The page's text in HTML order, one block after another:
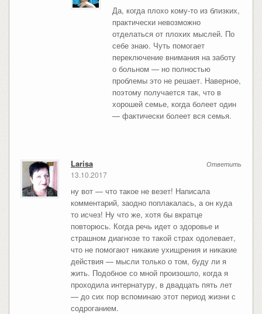
Да, когда плохо кому-то из близких,
практически невозможно
отделаться от плохих мыслей. По
себе знаю. Чуть помогает
переключение внимания на заботу
о больном — но полностью
проблемы это не решает. Наверное,
поэтому получается так, что в
хорошей семье, когда болеет один
— фактически болеет вся семья.
Ответить
Larisa
13.10.2017
ну вот — что такое не везет! Написала
комментарий, заодно поплакалась, а он куда
то исчез! Ну что же, хотя бы вкратце
повторюсь. Когда речь идет о здоровье и
страшном диагнозе то такой страх одолевает,
что не помогают никакие ухищрения и никакие
действия — мысли только о том, буду ли я
жить. Подобное со мной произошло, когда я
проходила интернатуру, в двадцать пять лет
— до сих пор вспоминаю этот период жизни с
содроганием.